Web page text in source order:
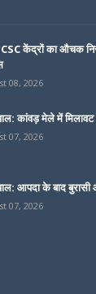
CSC केंद्रों का औचक
08, 2026
कांवड़ मेले में मिलावट
07, 2026
आपदा के बाद
07, 2026